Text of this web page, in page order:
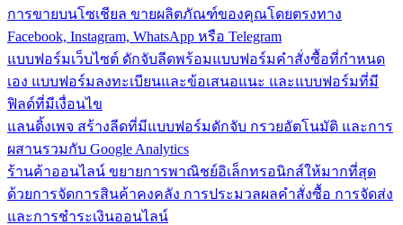
การขายบนโซเชียล ขายผลิตภัณฑ์ของคุณโดยตรงทาง
Facebook, Instagram, WhatsApp หรือ Telegram
แบบฟอร์มเว็บไซต์ ดักจับลีดพร้อมแบบฟอร์มคำสั่งซื้อที่กำหนด
เอง แบบฟอร์มลงทะเบียนและข้อเสนอแนะ และแบบฟอร์มที่มี
ฟิลด์ที่มีเงื่อนไข
แลนดิ้งเพจ สร้างลีดที่มีแบบฟอร์มดักจับ กรวยอัตโนมัติ และการ
ผสานรวมกับ Google Analytics
ร้านค้าออนไลน์ ขยายการพาณิชย์อิเล็กทรอนิกส์ให้มากที่สุด
ด้วยการจัดการสินค้าคงคลัง การประมวลผลคำสั่งซื้อ การจัดส่ง
และการชำระเงินออนไลน์